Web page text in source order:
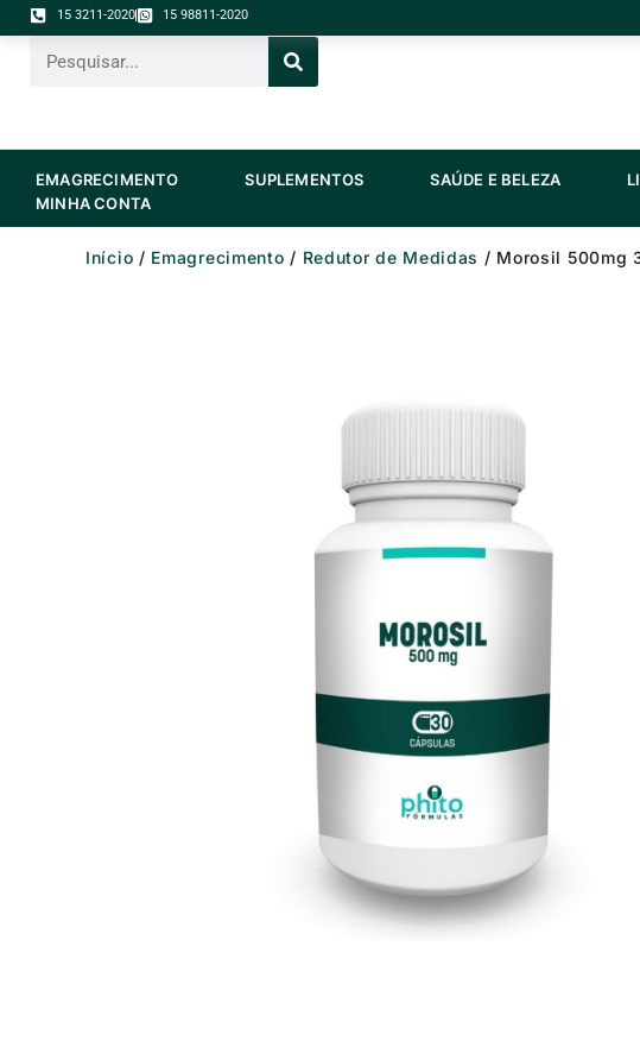
15 3211-2020 15 98811-2020
Pesquisar
EMAGRECIMENTO ABRIR EMAGRECIMENTO
SUPLEMENTOS ABRIR SUPLEMENTOS
SAÚDE E BELEZA ABRIR
MINHA CONTA
Início / Emagrecimento / Redutor de Medidas / Morosil 500mg